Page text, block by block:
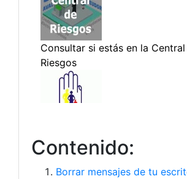
Contenido:
Borrar mensajes de tu